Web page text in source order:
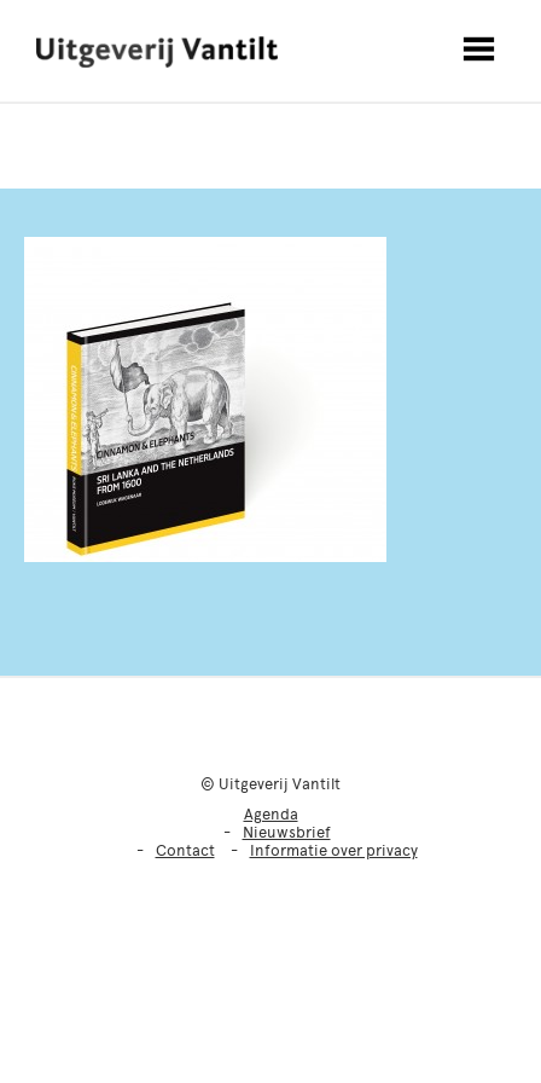
© Uitgeverij Vantilt
Agenda
Nieuwsbrief
Contact
Informatie over privacy